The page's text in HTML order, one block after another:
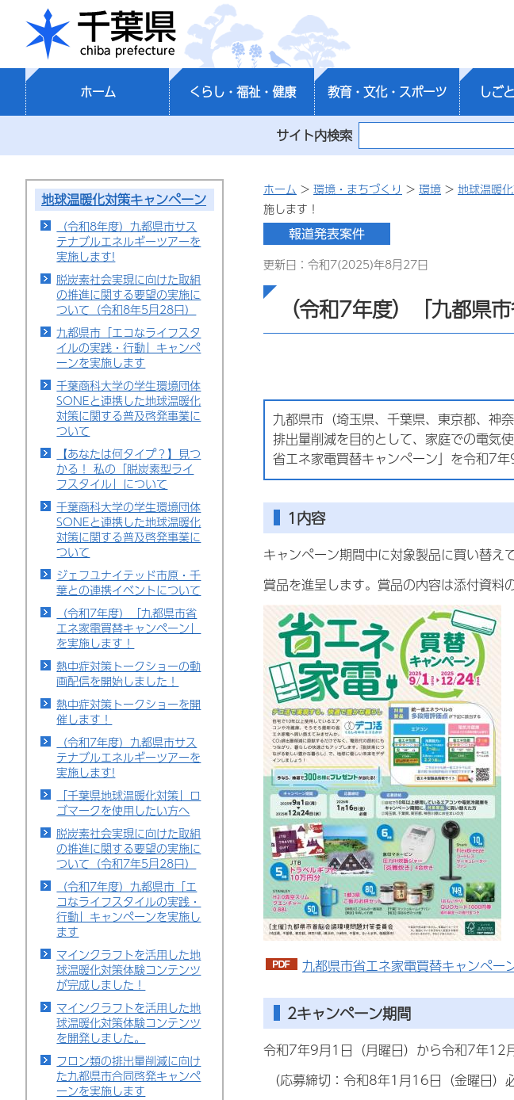
千葉県
ホーム くらし・福祉・健康 教育・文化・スポーツ しご
サイト内検索
地球温暖化対策キャンペーン
（令和8年度）九都県市サス
テナブルエネルギーツアーを
実施します!
脱炭素社会実現に向けた取組
の推進に関する要望の実施に
ついて（令和8年5月28日）
九都県市「エコなライフスタ
イルの実践・行動」キャンペ
ーンを実施します
千葉商科大学の学生環境団体
SONEと連携した地球温暖化
対策に関する普及啓発事業に
ついて
【あなたは何タイプ？】見つ
かる！ 私の「脱炭素型ライ
フスタイル」について
千葉商科大学の学生環境団体
SONEと連携した地球温暖化
対策に関する普及啓発事業に
ついて
ジェフユナイテッド市原・千
葉との連携イベントについて
（令和7年度）「九都県市省
エネ家電買替キャンペーン」
を実施します！
熱中症対策トークショーの動
画配信を開始しました！
熱中症対策トークショーを開
催します！
（令和7年度）九都県市サス
テナブルエネルギーツアーを
実施します!
「千葉県地球温暖化対策」ロ
ゴマークを使用したい方へ
脱炭素社会実現に向けた取組
の推進に関する要望の実施に
ついて（令和7年5月28日）
（令和7年度）九都県市「エ
コなライフスタイルの実践・
行動」キャンペーンを実施し
ます
マインクラフトを活用した地
球温暖化対策体験コンテンツ
が完成しました！
マインクラフトを活用した地
球温暖化対策体験コンテンツ
を開発しました。
フロン類の排出量削減に向け
た九都県市合同啓発キャンペ
ーンを実施します
ホーム > 環境・まちづくり > 環境 > 地球温暖
施します！
更新日：令和7(2025)年8月27日
（令和7年度）「九都県
九都県市（埼玉県、千葉県、東京都、神
排出量削減を目的として、家庭での電気
省エネ家電買替キャンペーン」を令和7年
1内容
キャンペーン期間中に対象製品に買い替
賞品を進呈します。賞品の内容は添付資料
九都県市省エネ家電買替キャンペー
2キャンペーン期間
令和7年9月1日（月曜日）から令和7年12
（応募締切：令和8年1月16日（金曜日）必